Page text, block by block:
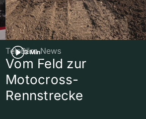
3 Min
TeleBärn News
Vom Feld zur
Motocross-
Rennstrecke